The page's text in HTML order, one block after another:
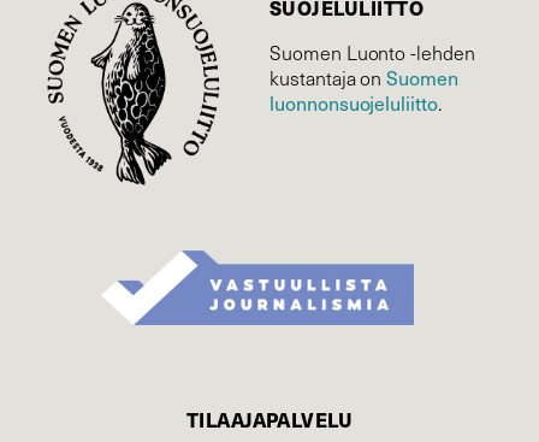
SUOJELU­LIITTO
Suomen Luonto -lehden
kustantaja onSuomen
luonnonsuojelu­liitto.
TILAAJAPALVELU